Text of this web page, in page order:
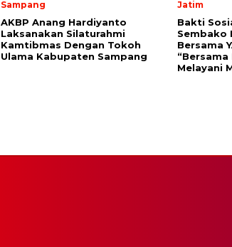
Sampang
AKBP Anang Hardiyanto
Laksanakan Silaturahmi
Kamtibmas Dengan Tokoh
Ulama Kabupaten Sampang
Jatim
Bakti
Sembako
Bersama
Melayani